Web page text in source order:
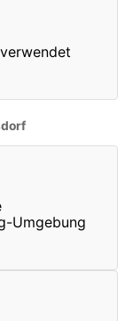
Umgebung